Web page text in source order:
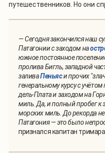
путешественников. Но они
— Сегодня закончился наш
Патагонии с заходом на
южное постоянное
пролива Бигль, западной
заливаПеньяси прочих
генеральному курсу с
дель-Плата и заходом на
миль. Да, и полный пробег к
морских миль. До рекорда не
Патагония — это было
признался капитан